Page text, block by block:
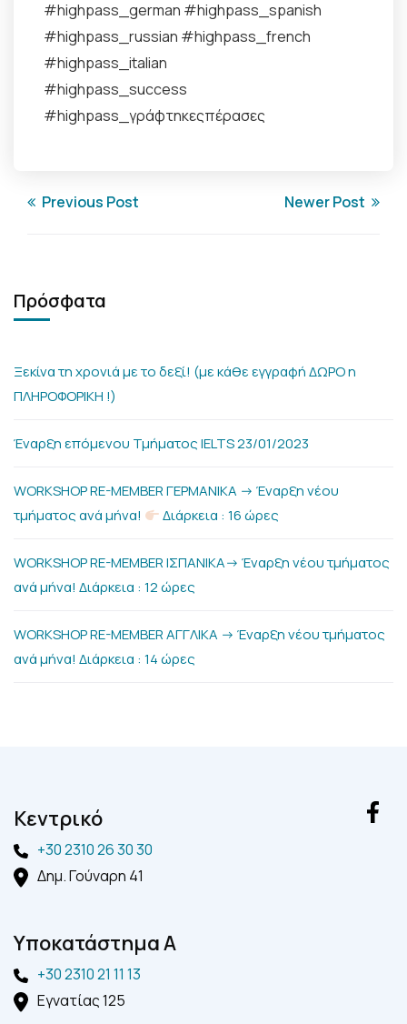
#highpass_german #highpass_spanish
#highpass_russian #highpass_french
#highpass_italian
#highpass_success
#highpass_γράφτηκεςπέρασες
Previous Post Newer Post
Πρόσφατα
Ξεκίνα τη χρονιά με το δεξί! (με κάθε εγγραφή ΔΩΡΟ η
ΠΛΗΡΟΦΟΡΙΚΗ !)
Έναρξη επόμενου Τμήματος IELTS 23/01/2023
WORKSHOP RE-MEMBER ΓΕΡΜΑΝΙΚΑ -> Έναρξη νέου
τμήματος ανά μήνα!
Διάρκεια : 16 ώρες
WORKSHOP RE-MEMBER ΙΣΠΑΝΙΚΑ-> Έναρξη νέου τμήματος
ανά μήνα! Διάρκεια : 12 ώρες
WORKSHOP RE-MEMBER ΑΓΓΛΙΚΑ -> Έναρξη νέου τμήματος
ανά μήνα! Διάρκεια : 14 ώρες
Kεντρικό
+30 2310 26 30 30
Δημ. Γούναρη 41
Yποκατάστημα A
+30 2310 21 11 13
Εγνατίας 125